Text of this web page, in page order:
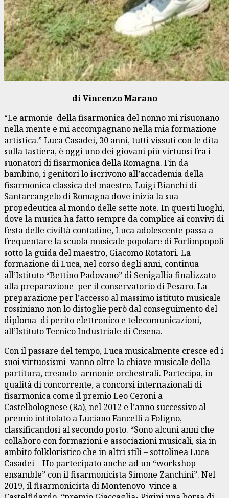
di Vincenzo Marano
“Le armonie della fisarmonica del nonno mi risuonano
nella mente e mi accompagnano nella mia formazione
artistica.” Luca Casadei, 30 anni, tutti vissuti con le dita
sulla tastiera, è oggi uno dei giovani più virtuosi fra i
suonatori di fisarmonica della Romagna. Fin da
bambino, i genitori lo iscrivono all’accademia della
fisarmonica classica del maestro, Luigi Bianchi di
Santarcangelo di Romagna dove inizia la sua
propedeutica al mondo delle sette note. In questi luoghi,
dove la musica ha fatto sempre da complice ai convivi di
festa delle civiltà contadine, Luca adolescente passa a
frequentare la scuola musicale popolare di Forlimpopoli
sotto la guida del maestro, Giacomo Rotatori. La
formazione di Luca, nel corso degli anni, continua
all’Istituto “Bettino Padovano” di Senigallia finalizzato
alla preparazione per il conservatorio di Pesaro. La
preparazione per l’accesso al massimo istituto musicale
rossiniano non lo distoglie però dal conseguimento del
diploma di perito elettronico e telecomunicazioni,
all’Istituto Tecnico Industriale di Cesena.
Con il passare del tempo, Luca musicalmente cresce ed i
suoi virtuosismi vanno oltre la chiave musicale della
partitura, creando armonie orchestrali. Partecipa, in
qualità di concorrente, a concorsi internazionali di
fisarmonica come il premio Leo Ceroni a
Castelbolognese (Ra), nel 2012 e l’anno successivo al
premio intitolato a Luciano Fancelli a Foligno,
classificandosi al secondo posto. “Sono alcuni anni che
collaboro con formazioni e associazioni musicali, sia in
ambito folkloristico che in altri stili – sottolinea Luca
Casadei – Ho partecipato anche ad un “workshop
ensamble” con il fisarmonicista Simone Zanchini”. Nel
2019, il fisarmonicista di Montenovo vince a